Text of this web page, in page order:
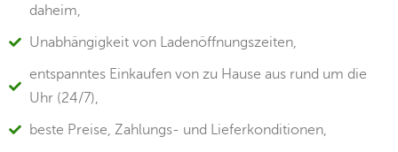
daheim,
Unabhängigkeit von Ladenöffnungszeiten,
entspanntes Einkaufen von zu Hause aus rund um die
Uhr (24/7),
beste Preise, Zahlungs- und Lieferkonditionen,